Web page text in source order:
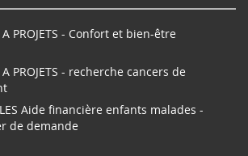
A PROJETS - Confort et bien-être
A PROJETS - recherche cancers de
Aide financière enfants malades -
de demande